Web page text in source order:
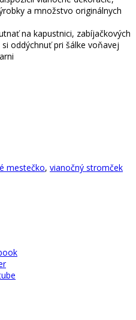
a množstvo originálnych
na kapustnici, zabíjačkových
oddýchnuť pri šálke voňavej
mestečko, vianočný stromček